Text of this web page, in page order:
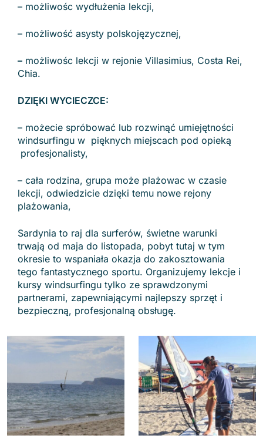
– możliwośc wydłużenia lekcji,
– możliwość asysty polskojęzycznej,
– możliwośc lekcji w rejonie Villasimius, Costa Rei,
Chia.
DZIĘKI WYCIECZCE:
– możecie spróbować lub rozwinąć umiejętności
windsurfingu w pięknych miejscach pod opieką
profesjonalisty,
– cała rodzina, grupa może plażowac w czasie
lekcji, odwiedzicie dzięki temu nowe rejony
plażowania,
Sardynia to raj dla surferów, świetne warunki
trwają od maja do listopada, pobyt tutaj w tym
okresie to wspaniała okazja do zakosztowania
tego fantastycznego sportu. Organizujemy lekcje i
kursy windsurfingu tylko ze sprawdzonymi
partnerami, zapewniającymi najlepszy sprzęt i
bezpieczną, profesjonalną obsługę.